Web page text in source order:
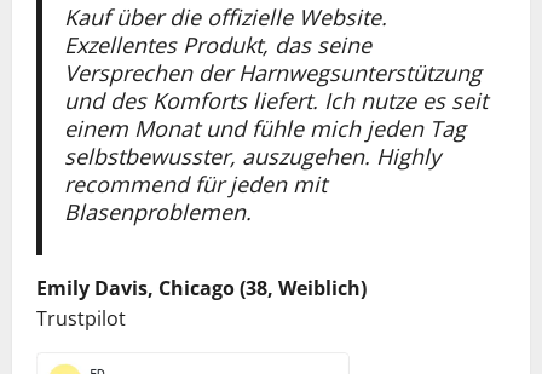
Kauf über die offizielle Website.
Exzellentes Produkt, das seine
Versprechen der Harnwegsunterstützung
und des Komforts liefert. Ich nutze es seit
einem Monat und fühle mich jeden Tag
selbstbewusster, auszugehen. Highly
recommend für jeden mit
Blasenproblemen.
Emily Davis, Chicago (38, Weiblich)
Trustpilot